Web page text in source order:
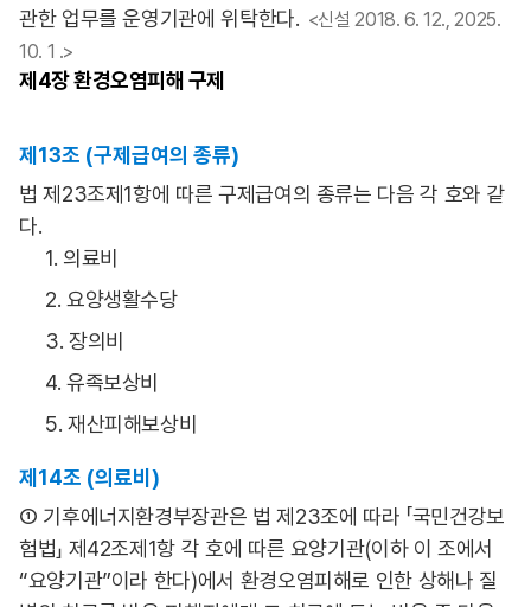
관한 업무를 운영기관에 위탁한다. <신설 2018. 6. 12., 2025.
10. 1 .>
제4장환경오염피해 구제
제13조 (구제급여의 종류)
법 제23조제1항에 따른 구제급여의 종류는 다음 각 호와 같
다.
1. 의료비
2. 요양생활수당
3. 장의비
4. 유족보상비
5. 재산피해보상비
제14조 (의료비)
① 기후에너지환경부장관은 법 제23조에 따라 「국민건강보
험법」 제42조제1항 각 호에 따른 요양기관(이하 이 조에서
“요양기관”이라 한다)에서 환경오염피해로 인한 상해나 질